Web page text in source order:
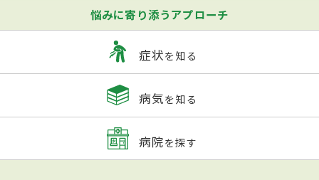
悩みに寄り添うアプローチ
症状を知る
病気を知る
病院を探す